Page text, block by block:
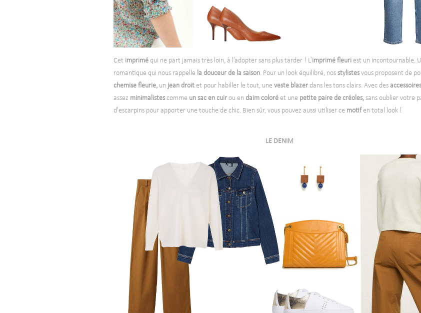
Cet imprimé qui ne part jamais très loin, à l’adopter sans plus tarder ! L’imprimé fleuri est un incontournable.
romantique qui nous rappelle la douceur de la saison. Pour un look équilibré, nos stylistesvous proposent de
chemise fleurie, un jean droit et pour habiller le tout, une veste blazer dans les tons clairs. Avec des accessoires
assez minimalistescomme un sac en cuir ou en daim coloré et une petite paire de créoles, sans oublier votre
d'escarpins pour apporter une touche de chic. Bien sûr, vous pouvez aussi utiliser ce motifen total look !
LE DENIM